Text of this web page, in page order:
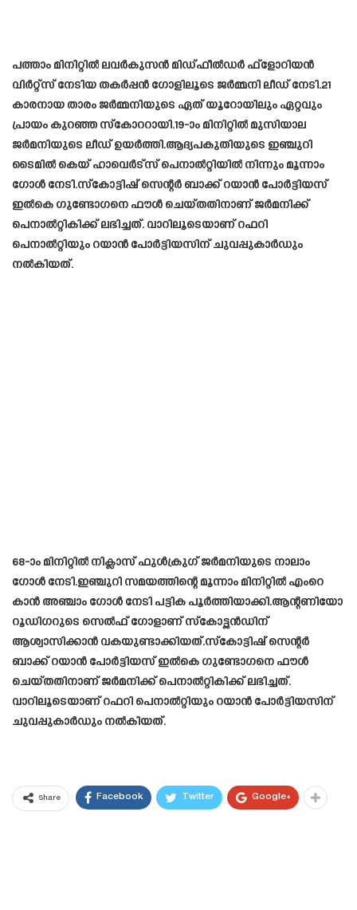
പത്താം മിനിറ്റില്‍ ലവര്‍കുസന്‍ മിഡ്ഫീല്‍ഡര്‍ ഫ്‌ളോറിയന്‍
വിര്‍റ്റ്‌സ് നേടിയ തകർപ്പൻ ഗോളിലൂടെ ജർമ്മനി ലീഡ് നേടി.21
കാരനായ താരം ജർമ്മനിയുടെ ഏത് യൂറോയിലും ഏറ്റവും
പ്രായം കുറഞ്ഞ സ്‌കോററായി.19-ാം മിനിറ്റില്‍ മുസിയാല
ജർമനിയുടെ ലീഡ് ഉയർത്തി.ആദ്യപകുതിയുടെ ഇഞ്ചുറി
ടൈമില്‍ കെയ് ഹാവെര്‍ട്സ് പെനാൽറ്റിയിൽ നിന്നും മൂന്നാം
ഗോൾ നേടി.സ്‌കോട്ടിഷ് സെന്റര്‍ ബാക്ക് റയാന്‍ പോര്‍ട്ടിയസ്
ഇല്‍കെ ഗുണ്ടോഗനെ ഫൗള്‍ ചെയ്തതിനാണ് ജര്‍മനിക്ക്
പെനാല്‍റ്റികിക്ക് ലഭിച്ചത്. വാറിലൂടെയാണ് റഫറി
പെനാല്‍റ്റിയും റയാന്‍ പോര്‍ട്ടിയസിന് ചുവപ്പുകാര്‍ഡും
നല്‍കിയത്.
68-ാം മിനിറ്റില്‍ നിക്ലാസ് ഫുള്‍ക്രുഗ് ജർമനിയുടെ നാലാം
ഗോൾ നേടി.ഇഞ്ചുറി സമയത്തിന്റെ മൂന്നാം മിനിറ്റില്‍ എംറെ
കാന്‍ അഞ്ചാം ഗോൾ നേടി പട്ടിക പൂർത്തിയാക്കി.ആന്റണിയോ
റൂഡിഗറുടെ സെല്‍ഫ് ഗോളാണ് സ്‌കോട്ട്ലന്‍ഡിന്
ആശ്വാസിക്കാന്‍ വകയുണ്ടാക്കിയത്.സ്‌കോട്ടിഷ് സെന്റര്‍
ബാക്ക് റയാന്‍ പോര്‍ട്ടിയസ് ഇല്‍കെ ഗുണ്ടോഗനെ ഫൗള്‍
ചെയ്തതിനാണ് ജര്‍മനിക്ക് പെനാല്‍റ്റികിക്ക് ലഭിച്ചത്.
വാറിലൂടെയാണ് റഫറി പെനാല്‍റ്റിയും റയാന്‍ പോര്‍ട്ടിയസിന്
ചുവപ്പുകാര്‍ഡും നല്‍കിയത്.
Share Facebook Twitter Google+